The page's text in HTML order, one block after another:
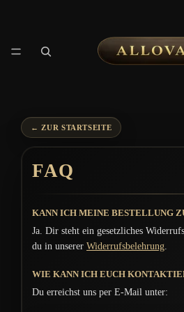
← ZUR STARTSEITE
FAQ
KANN ICH MEINE BESTELLUNG
Ja. Dir steht ein gesetzliches
du in unserer Widerrufsbelehrung.
WIE KANN ICH EUCH
Du erreichst uns per E-Mail unter: